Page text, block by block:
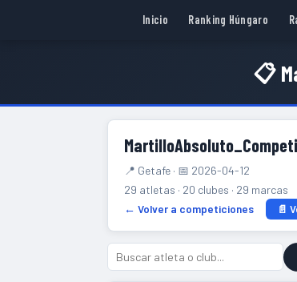
Inicio Ranking Húngaro
📋
📍 Getafe · 📅 2026-04-12
29 atletas · 20 clubes · 29 marcas
← Volver a competiciones
📄